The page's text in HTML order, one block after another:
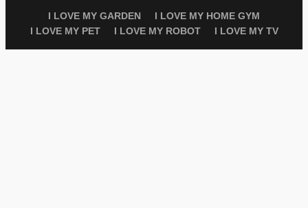
I LOVE MY GARDEN
I LOVE MY HOME GYM
I LOVE MY PET
I LOVE MY ROBOT I LOVE MY TV